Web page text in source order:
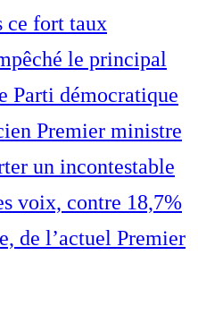
ce fort taux
le principal
Parti démocratique
Premier ministre
un incontestable
voix, contre 18,7%
de l’actuel Premier